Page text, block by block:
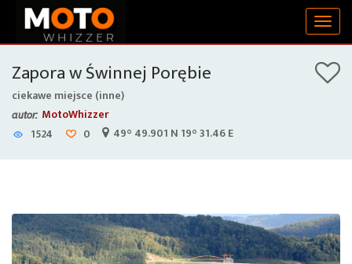
Zapora w Świnnej Porębie
ciekawe miejsce (inne)
autor: MotoWhizzer
1524
0 49° 49.901 N 19° 31.46 E